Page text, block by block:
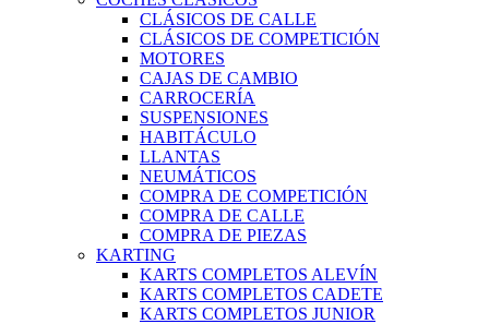
CLÁSICOS DE CALLE
CLÁSICOS DE COMPETICIÓN
MOTORES
CAJAS DE CAMBIO
CARROCERÍA
SUSPENSIONES
HABITÁCULO
LLANTAS
NEUMÁTICOS
COMPRA DE COMPETICIÓN
COMPRA DE CALLE
COMPRA DE PIEZAS
KARTING
KARTS COMPLETOS ALEVÍN
KARTS COMPLETOS CADETE
KARTS COMPLETOS JUNIOR